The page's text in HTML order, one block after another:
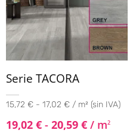
Serie TACORA
15,72 € - 17,02 € / m² (sin IVA)
19,02 € - 20,59 € / m2